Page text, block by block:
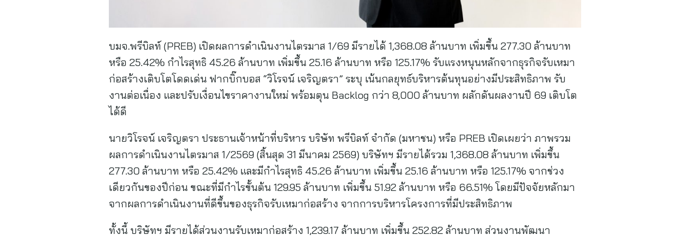
บมจ.พรีบิลท์ (PREB) เปิดผลการดำเนินงานไตรมาส 1/69 มีรายได้ 1,368.08 ล้านบาท เพิ่มขึ้น 277.30 ล้านบาท
หรือ 25.42% กำไรสุทธิ 45.26 ล้านบาท เพิ่มขึ้น 25.16 ล้านบาท หรือ 125.17% รับแรงหนุนหลักจากธุรกิจรับเหมา
ก่อสร้างเติบโตโดดเด่น ฟากบิ๊กบอส “วิโรจน์ เจริญตรา” ระบุ เน้นกลยุทธ์บริหารต้นทุนอย่างมีประสิทธิภาพ รับ
งานต่อเนื่อง และปรับเงื่อนไขราคางานใหม่ พร้อมตุน Backlog กว่า 8,000 ล้านบาท ผลักดันผลงานปี 69 เติบโต
ได้ดี
นายวิโรจน์ เจริญตรา ประธานเจ้าหน้าที่บริหาร บริษัท พรีบิลท์ จำกัด (มหาชน) หรือ PREB เปิดเผยว่า ภาพรวม
ผลการดำเนินงานไตรมาส 1/2569 (สิ้นสุด 31 มีนาคม 2569) บริษัทฯ มีรายได้รวม 1,368.08 ล้านบาท เพิ่มขึ้น
277.30 ล้านบาท หรือ 25.42% และมีกำไรสุทธิ 45.26 ล้านบาท เพิ่มขึ้น 25.16 ล้านบาท หรือ 125.17% จากช่วง
เดียวกันของปีก่อน ขณะที่มีกำไรขั้นต้น 129.95 ล้านบาท เพิ่มขึ้น 51.92 ล้านบาท หรือ 66.51% โดยมีปัจจัยหลักมา
จากผลการดำเนินงานที่ดีขึ้นของธุรกิจรับเหมาก่อสร้าง จากการบริหารโครงการที่มีประสิทธิภาพ
ทั้งนี้ บริษัทฯ มีรายได้ส่วนงานรับเหมาก่อสร้าง 1,239.17 ล้านบาท เพิ่มขึ้น 252.82 ล้านบาท ส่วนงานพัฒนา